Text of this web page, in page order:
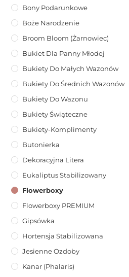
Bony Podarunkowe
Boże Narodzenie
Broom Bloom (żarnowiec)
Bukiet Dla Panny Młodej
Bukiety Do Małych Wazonów
Bukiety Do Średnich Wazonów
Bukiety Do Wazonu
Bukiety Świąteczne
Bukiety-Komplimenty
Butonierka
Dekoracyjna Litera
Eukaliptus Stabilizowany
Flowerboxy
Flowerboxy PREMIUM
Gipsówka
Hortensja Stabilizowana
Jesienne Ozdoby
Kanar (phalaris)